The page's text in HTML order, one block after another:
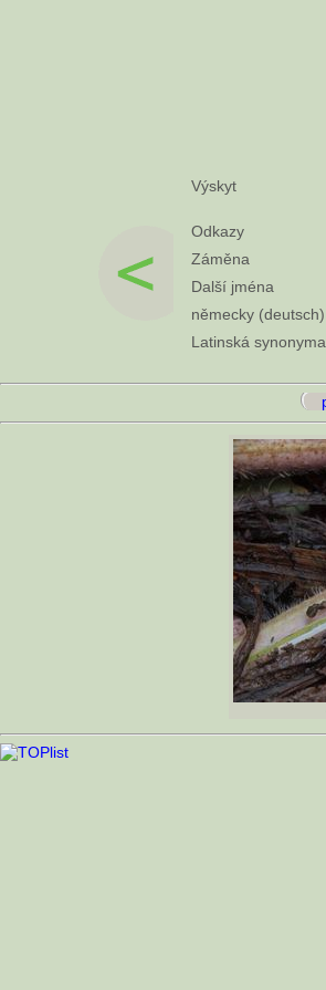
Výskyt
Odkazy
Záměna
Další jména
německy (deutsch)
Latinská synonyma